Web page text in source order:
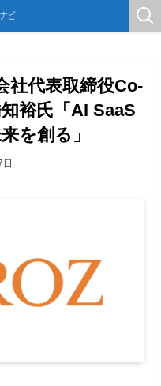
社代表取締役Co-
裕氏「AI SaaS
を創る」